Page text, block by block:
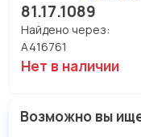
81.17.1089
Найдено через:
A416761
Нет в наличии
Возможно вы